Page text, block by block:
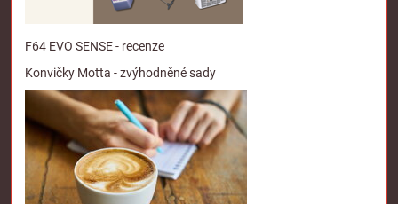
F64 EVO SENSE - recenze
Konvičky Motta - zvýhodněné sady